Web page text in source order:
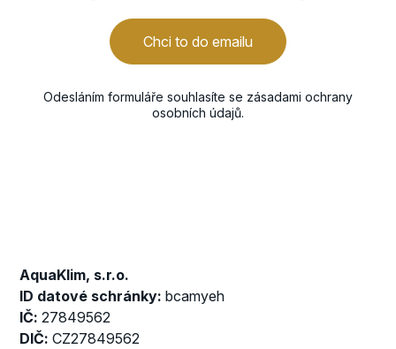
Chci to do emailu
Odesláním formuláře souhlasíte se zásadami ochrany
osobních údajů.
AquaKlim, s.r.o.
ID datové schránky: bcamyeh
IČ: 27849562
DIČ: CZ27849562